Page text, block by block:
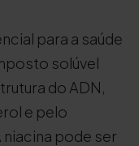
para a saúde
solúvel
do ADN,
e pelo
pode ser